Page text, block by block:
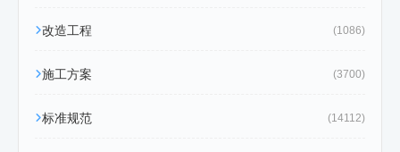
改造工程 (1086)
施工方案 (3700)
标准规范 (14112)